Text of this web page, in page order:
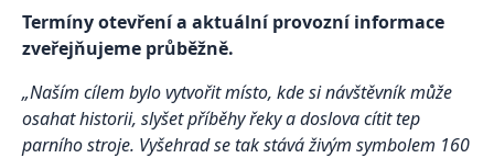
Termíny otevření a aktuální provozní informace
zveřejňujeme průběžně.
„Naším cílem bylo vytvořit místo, kde si návštěvník může
osahat historii, slyšet příběhy řeky a doslova cítit tep
parního stroje. Vyšehrad se tak stává živým symbolem 160